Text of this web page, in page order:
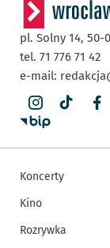
pl. Solny 14, 50-
tel. 71 776 71 42
e-mail:
Koncerty
Kino
Rozrywka